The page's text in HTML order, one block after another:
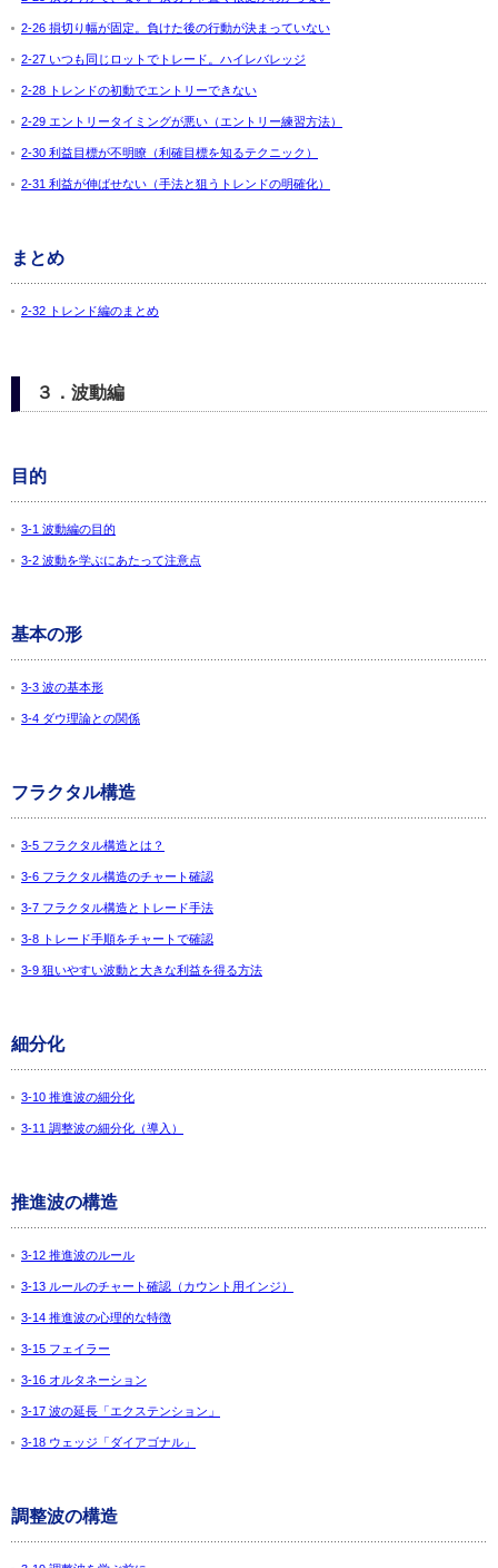
2-26 損切り幅が固定。負けた後の行動が決まっていない
2-27 いつも同じロットでトレード。ハイレバレッジ
2-28 トレンドの初動でエントリーできない
2-29 エントリータイミングが悪い（エントリー練習方法）
2-30 利益目標が不明瞭（利確目標を知るテクニック）
2-31 利益が伸ばせない（手法と狙うトレンドの明確化）
まとめ
2-32 トレンド編のまとめ
３．波動編
目的
3-1 波動編の目的
3-2 波動を学ぶにあたって注意点
基本の形
3-3 波の基本形
3-4 ダウ理論との関係
フラクタル構造
3-5 フラクタル構造とは？
3-6 フラクタル構造のチャート確認
3-7 フラクタル構造とトレード手法
3-8 トレード手順をチャートで確認
3-9 狙いやすい波動と大きな利益を得る方法
細分化
3-10 推進波の細分化
3-11 調整波の細分化（導入）
推進波の構造
3-12 推進波のルール
3-13 ルールのチャート確認（カウント用インジ）
3-14 推進波の心理的な特徴
3-15 フェイラー
3-16 オルタネーション
3-17 波の延長「エクステンション」
3-18 ウェッジ「ダイアゴナル」
調整波の構造